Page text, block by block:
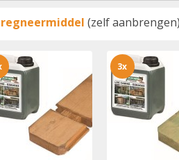
(zelf aanbrengen)
3x